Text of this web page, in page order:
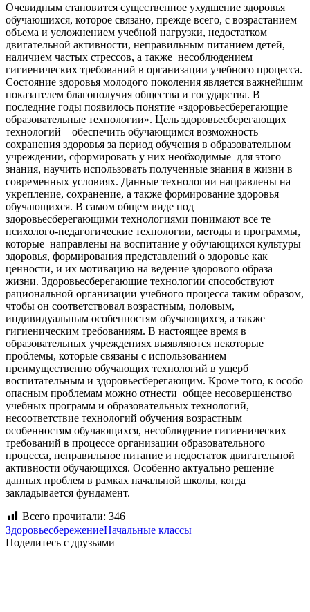
Очевидным становится существенное ухудшение здоровья
обучающихся, которое связано, прежде всего, с возрастанием
объема и усложнением учебной нагрузки, недостатком
двигательной активности, неправильным питанием детей,
наличием частых стрессов, а также несоблюдением
гигиенических требований в организации учебного процесса.
Состояние здоровья молодого поколения является важнейшим
показателем благополучия общества и государства. В
последние годы появилось понятие «здоровьесберегающие
образовательные технологии». Цель здоровьесберегающих
технологий – обеспечить обучающимся возможность
сохранения здоровья за период обучения в образовательном
учреждении, сформировать у них необходимые для этого
знания, научить использовать полученные знания в жизни в
современных условиях. Данные технологии направлены на
укрепление, сохранение, а также формирование здоровья
обучающихся. В самом общем виде под
здоровьесберегающими технологиями понимают все те
психолого-педагогические технологии, методы и программы,
которые направлены на воспитание у обучающихся культуры
здоровья, формирования представлений о здоровье как
ценности, и их мотивацию на ведение здорового образа
жизни. Здоровьесберегающие технологии способствуют
рациональной организации учебного процесса таким образом,
чтобы он соответствовал возрастным, половым,
индивидуальным особенностям обучающихся, а также
гигиеническим требованиям. В настоящее время в
образовательных учреждениях выявляются некоторые
проблемы, которые связаны с использованием
преимущественно обучающих технологий в ущерб
воспитательным и здоровьесберегающим. Кроме того, к особо
опасным проблемам можно отнести общее несовершенство
учебных программ и образовательных технологий,
несоответствие технологий обучения возрастным
особенностям обучающихся, несоблюдение гигиенических
требований в процессе организации образовательного
процесса, неправильное питание и недостаток двигательной
активности обучающихся. Особенно актуально решение
данных проблем в рамках начальной школы, когда
закладывается фундамент.
Всего прочитали: 346
ЗдоровьесбережениеНачальные классы
Поделитесь с друзьями